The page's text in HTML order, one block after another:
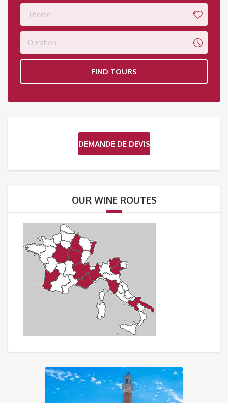
Theme
Duration
FIND TOURS
DEMANDE DE DEVIS
OUR WINE ROUTES